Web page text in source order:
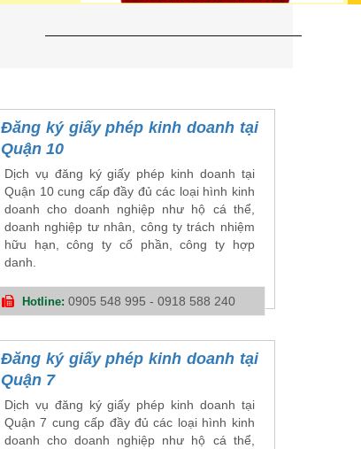
Đăng ký giấy phép kinh doanh tại
Quận 10
Dịch vụ đăng ký giấy phép kinh doanh tại
Quận 10 cung cấp đầy đủ các loại hình kinh
doanh cho doanh nghiệp như hộ cá thể,
doanh nghiệp tư nhân, công ty trách nhiệm
hữu hạn, công ty cổ phần, công ty hợp
danh.
Hotline:0905 548 995 - 0918 588 240
Đăng ký giấy phép kinh doanh tại
Quận 7
Dịch vụ đăng ký giấy phép kinh doanh tại
Quận 7 cung cấp đầy đủ các loại hình kinh
doanh cho doanh nghiệp như hộ cá thể,